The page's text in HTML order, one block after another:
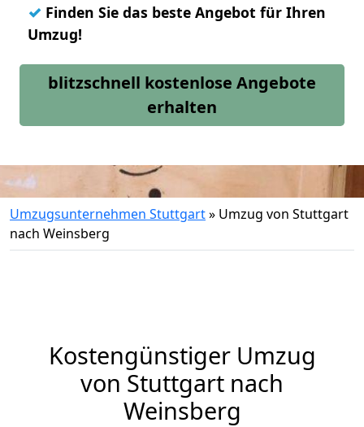
✓ Finden Sie das beste Angebot für Ihren
Umzug!
blitzschnell kostenlose Angebote
erhalten
Umzugsunternehmen Stuttgart» Umzug von Stuttgart
nach Weinsberg
Kostengünstiger Umzug
von Stuttgart nach
Weinsberg